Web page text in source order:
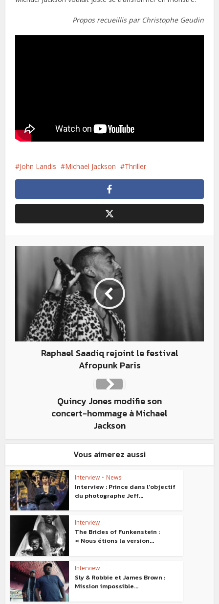
Propos recueillis par Christophe Geudin
John Landis Michael Jackson Thriller
Raphael Saadiq rejoint le festival
Afropunk Paris
Quincy Jones modifie son
concert-hommage à Michael
Jackson
Vous aimerez aussi
Interview • News
Interview : Prince dans l’objectif
du photographe Jeff...
Interview
The Brides of Funkenstein :
« Nous étions la version...
Interview
Sly & Robbie et James Brown :
Mission impossible...